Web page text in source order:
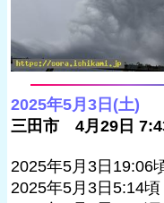
2025年5月3日(土)
三田市 4月29日
2025年5月3日19:06
2025年5月3日5:14